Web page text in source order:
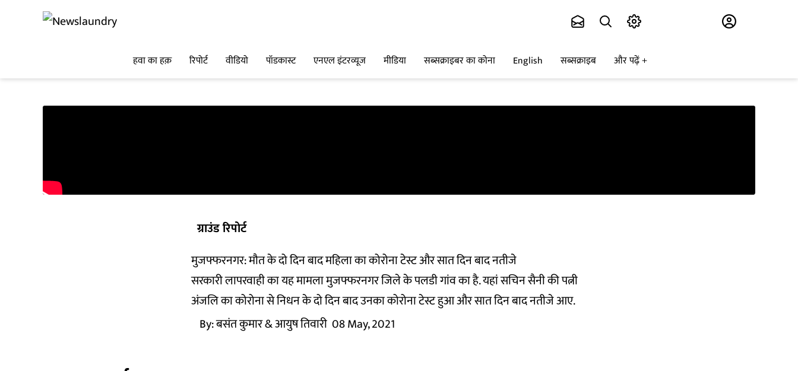
हवा का हक़ रिपोर्ट वीडियो पॉडकास्ट एनएल इंटरव्यूज मीडिया सब्सक्राइबर का कोना English सब्सक्राइब और पढ़ें
ग्राउंड रिपोर्ट
मुजफ्फरनगर: मौत के दो दिन बाद महिला का कोरोना टेस्ट और सात दिन बाद नतीजे
सरकारी लापरवाही का यह मामला मुजफ्फरनगर जिले के पलडी गांव का है. यहां सचिन सैनी की पत्नी
अंजलि का कोरोना से निधन के दो दिन बाद उनका कोरोना टेस्ट हुआ और सात दिन बाद नतीजे आए.
By:बसंत कुमार& आयुष तिवारी 08 May, 2021